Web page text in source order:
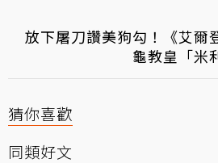
放下屠刀讚美狗勾！《艾爾
龜教皇「米
猜你喜歡
同類好文